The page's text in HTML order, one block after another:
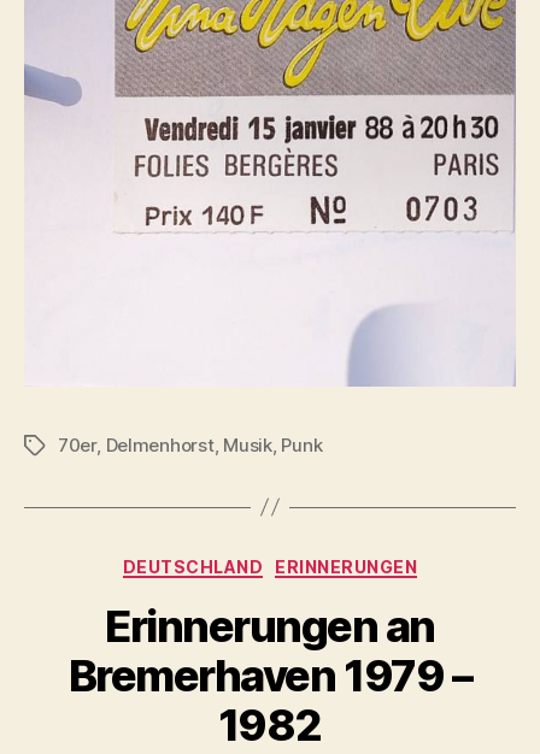
Schlagwörter
70er, Delmenhorst, Musik, Punk
Kategorien
DEUTSCHLAND ERINNERUNGEN
Erinnerungen an
Bremerhaven 1979 –
1982